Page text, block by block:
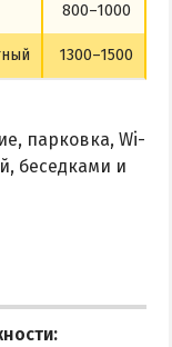
800–1000
1300–1500
парковка, Wi-
беседками и